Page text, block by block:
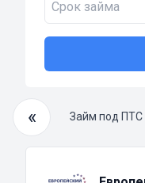
« Займ под ПТС